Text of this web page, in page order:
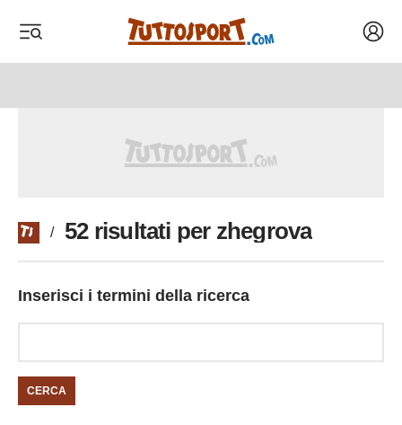
/ 52 risultati per zhegrova
Inserisci i termini della ricerca
CERCA